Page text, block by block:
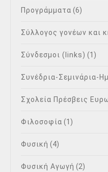
Προγράμματα (6)
Σύλλογος γονέων και
Σύνδεσμοι (links) (1)
Συνέδρια-Σεμινάρια-
Σχολεία Πρέσβεις
Φιλοσοφία (1)
Φυσική (4)
Φυσική Αγωγή (2)